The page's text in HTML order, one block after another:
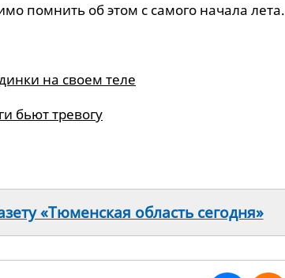
помнить об этом с самого начала лета.
на своем теле
бьют тревогу
«Тюменская область сегодня»